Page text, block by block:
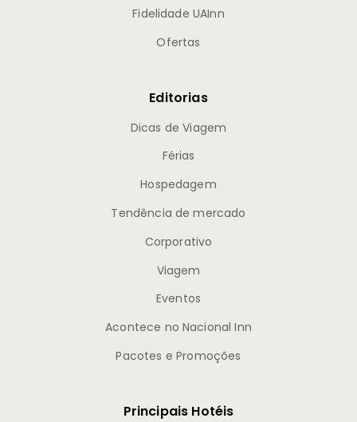
Fidelidade UAInn
Ofertas
Editorias
Dicas de Viagem
Férias
Hospedagem
Tendência de mercado
Corporativo
Viagem
Eventos
Acontece no Nacional Inn
Pacotes e Promoções
Principais Hotéis